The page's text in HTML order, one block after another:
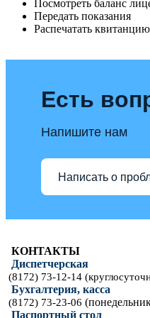
Посмотреть баланс
Передать показания
Распечатать квитанцию
Есть
Напишите нам
Написать о
КОНТАКТЫ
Диспетчерская
(8172) 73-12-14
Бухгалтерия, касса
(8172) 73-23-06
Паспортный стол